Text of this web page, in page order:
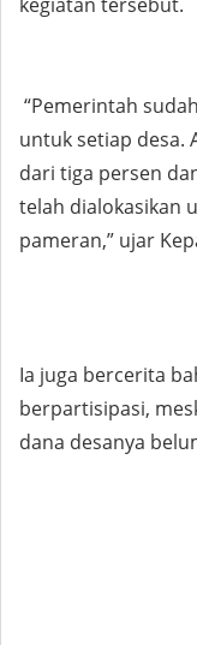
“Pemerintah
untuk setiap desa.
dari tiga persen
telah dialokasikan
pameran,” ujar
Ia juga bercerita
berpartisipasi,
dana desanya